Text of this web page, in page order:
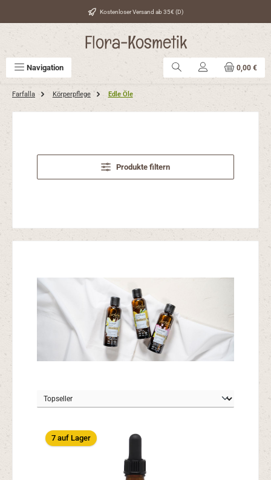
Zum Hauptinhalt springen Kostenloser Versand ab 35€ (D)
Flora-Kosmetik
Navigation 0,00 €
Farfalla Körperpflege Edle Öle
Produkte filtern
7 auf Lager